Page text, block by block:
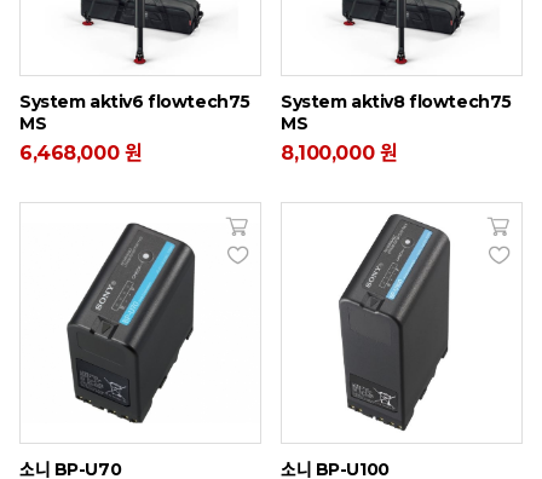
System aktiv6 flowtech75
MS
6,468,000 원
System aktiv8 flowtech75
MS
8,100,000 원
소니 BP-U70 소니 BP-U100